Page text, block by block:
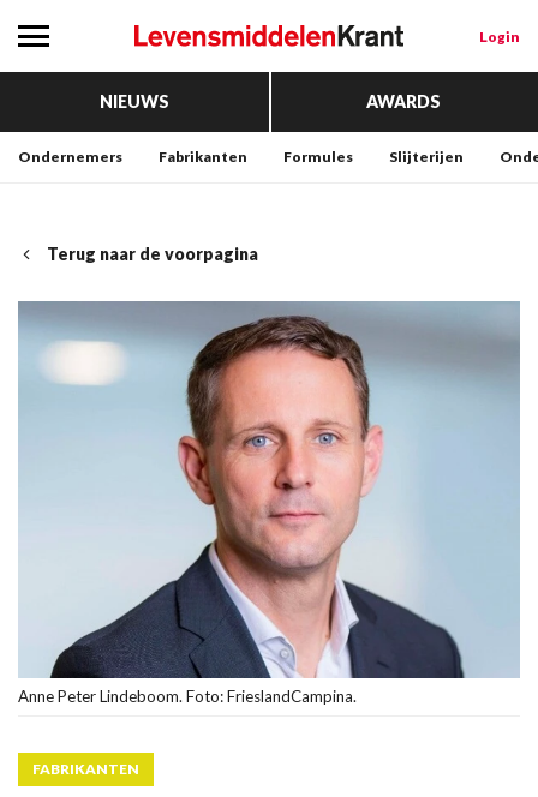
Login
NIEUWS AWARDS
Ondernemers Fabrikanten Formules Slijterijen
Terug naar de voorpagina
Anne Peter Lindeboom. Foto: FrieslandCampina.
FABRIKANTEN